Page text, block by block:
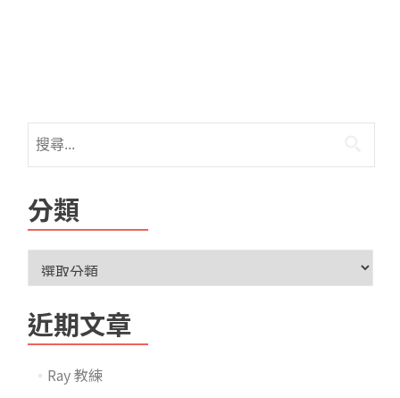
分類
近期文章
Ray 教練